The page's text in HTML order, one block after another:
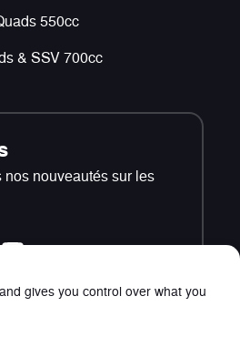
550cc
& SSV 700cc
nos nouveautés sur les
gives you control over what you